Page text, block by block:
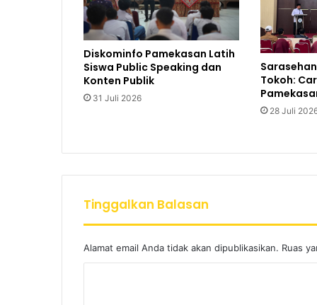
Diskominfo Pamekasan Latih
Siswa Public Speaking dan
Konten Publik
31 Juli 2026
Tokoh:
28 Juli
Tinggalkan Balasan
Alamat email Anda tidak akan dipublikasikan. Ruas